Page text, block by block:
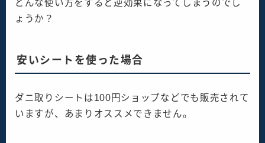
どんな使い方をすると逆効果になってしまうのでし
ょうか？
安いシートを使った場合
ダニ取りシートは100円ショップなどでも販売されて
いますが、あまりオススメできません。